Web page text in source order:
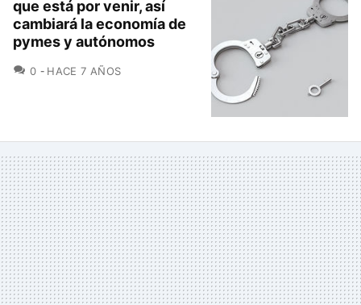
que está por venir, así
cambiará la economía de
pymes y autónomos
0 COMENTARIOS
HACE 7 AÑOS